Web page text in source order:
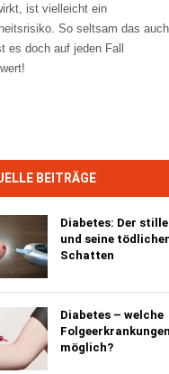
ist vielleicht ein
So seltsam das auch
es doch auf jeden Fall
BEITRÄGE
Diabetes: Der
und seine
Schatten
Diabetes – welche
möglich?